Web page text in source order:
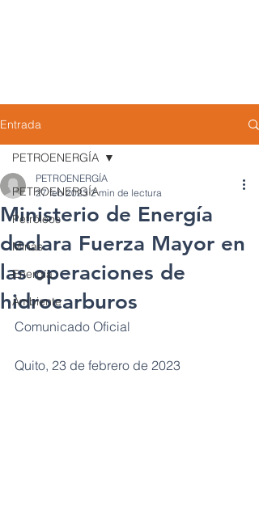
Entrada
PETROENERGÍA
Petróleos
Minas
Energía
Ambiente
PETROENERGÍA
Ministerio de Energía
declara Fuerza Mayor en
las operaciones de
hidrocarburos
PETROENERGÍA
27 feb 2023 2 min de lectura
Comunicado Oficial
Quito, 23 de febrero de 2023